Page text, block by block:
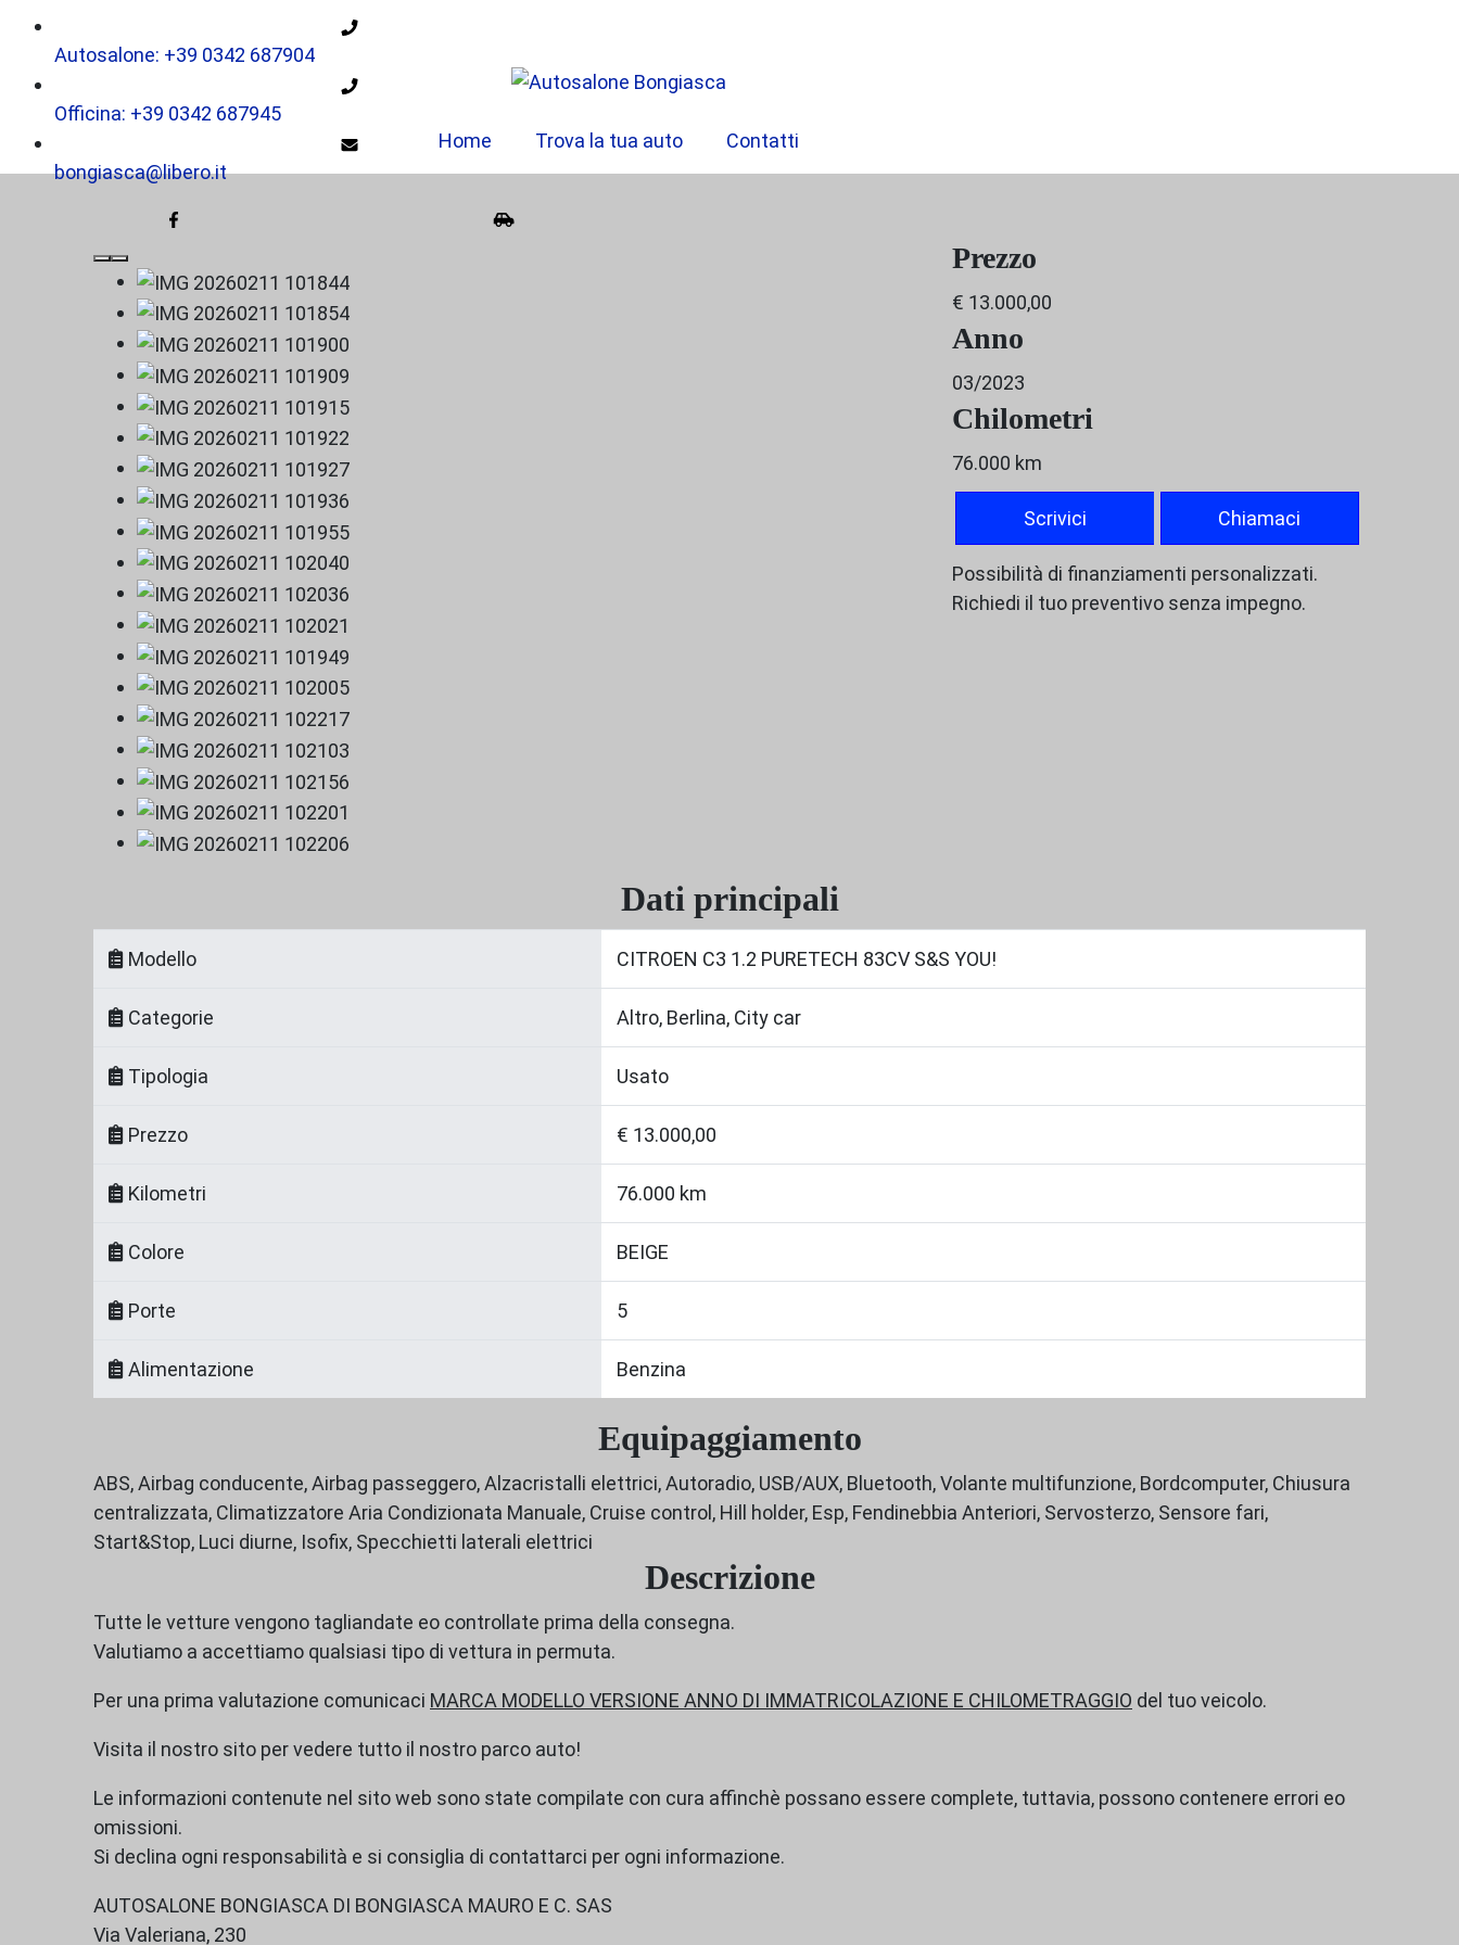
Autosalone: +39 0342 687904
Officina: +39 0342 687945
bongiasca@libero.it
Home Trova la tua auto Contatti
Prezzo
€ 13.000,00
Anno
03/2023
Chilometri
76.000 km
Scrivici Chiamaci
Possibilità di finanziamenti personalizzati.
Richiedi il tuo preventivo senza impegno.
Dati principali
Modello CITROEN C3 1.2 PURETECH 83CV S&S YOU!
Categorie Altro, Berlina, City car
Tipologia Usato
Prezzo € 13.000,00
Kilometri 76.000 km
Colore BEIGE
Porte 5
Alimentazione Benzina
Equipaggiamento
ABS, Airbag conducente, Airbag passeggero, Alzacristalli elettrici, Autoradio, USB/AUX, Bluetooth, Volante multifunzione, Bordcomputer, Chiusura
centralizzata, Climatizzatore Aria Condizionata Manuale, Cruise control, Hill holder, Esp, Fendinebbia Anteriori, Servosterzo, Sensore fari,
Start&Stop, Luci diurne, Isofix, Specchietti laterali elettrici
Descrizione
Tutte le vetture vengono tagliandate eo controllate prima della consegna.
Valutiamo a accettiamo qualsiasi tipo di vettura in permuta.
Per una prima valutazione comunicaci MARCA MODELLO VERSIONE ANNO DI IMMATRICOLAZIONE E CHILOMETRAGGIO del tuo veicolo.
Visita il nostro sito per vedere tutto il nostro parco auto!
Le informazioni contenute nel sito web sono state compilate con cura affinchè possano essere complete, tuttavia, possono contenere errori eo
omissioni.
Si declina ogni responsabilità e si consiglia di contattarci per ogni informazione.
AUTOSALONE BONGIASCA DI BONGIASCA MAURO E C. SAS
Via Valeriana, 230